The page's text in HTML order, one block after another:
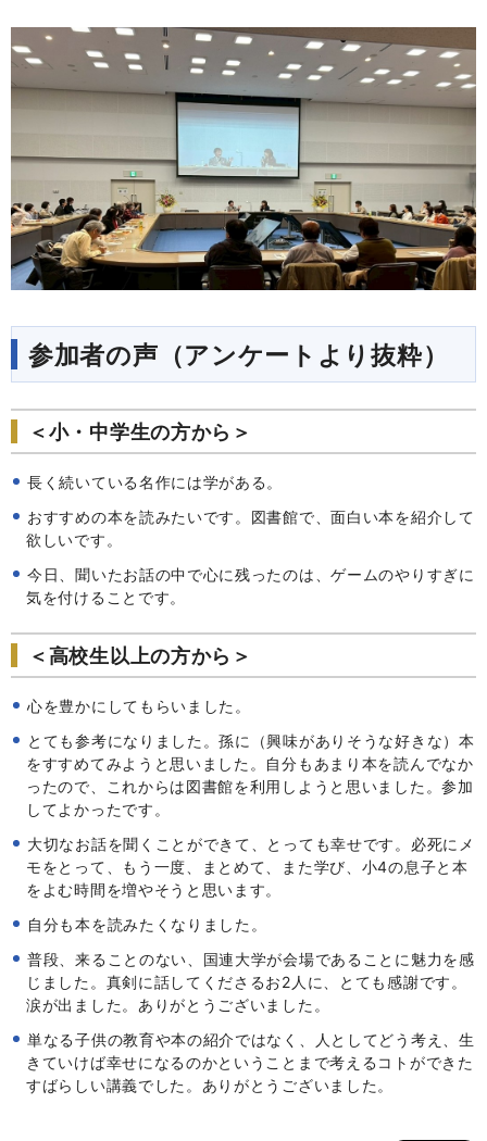
参加者の声（アンケートより抜粋）
＜小・中学生の方から＞
長く続いている名作には学がある。
おすすめの本を読みたいです。図書館で、面白い本を紹介して
欲しいです。
今日、聞いたお話の中で心に残ったのは、ゲームのやりすぎに
気を付けることです。
＜高校生以上の方から＞
心を豊かにしてもらいました。
とても参考になりました。孫に（興味がありそうな好きな）本
をすすめてみようと思いました。自分もあまり本を読んでなか
ったので、これからは図書館を利用しようと思いました。参加
してよかったです。
大切なお話を聞くことができて、とっても幸せです。必死にメ
モをとって、もう一度、まとめて、また学び、小4の息子と本
をよむ時間を増やそうと思います。
自分も本を読みたくなりました。
普段、来ることのない、国連大学が会場であることに魅力を感
じました。真剣に話してくださるお2人に、とても感謝です。
涙が出ました。ありがとうございました。
単なる子供の教育や本の紹介ではなく、人としてどう考え、生
きていけば幸せになるのかということまで考えるコトができた
すばらしい講義でした。ありがとうございました。